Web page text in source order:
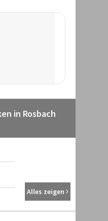
in Rosbach
Alles zeigen